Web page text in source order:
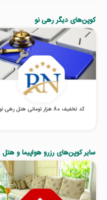
کوپن‌های دیگر رهی نو
کد تخفیف 80 هزار تومانی هتل رهی نو
سایر کوپن‌های رزرو هواپیما و هتل